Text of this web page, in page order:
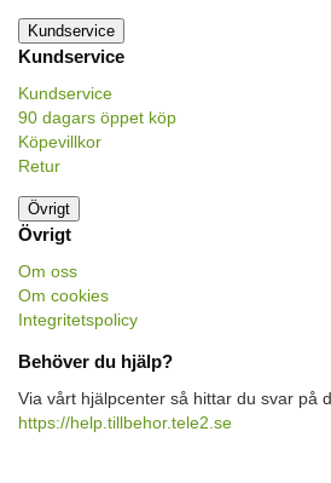
Kundservice
Kundservice
Kundservice
90 dagars öppet köp
Köpevillkor
Retur
Övrigt
Övrigt
Om oss
Om cookies
Integritetspolicy
Behöver du hjälp?
Via vårt hjälpcenter så hittar du svar på
https://help.tillbehor.tele2.se